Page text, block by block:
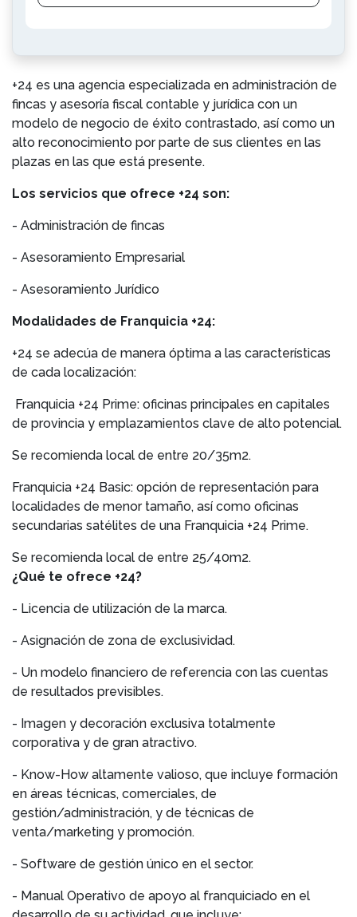
+24 es una agencia especializada en administración de
fincas y asesoría fiscal contable y jurídica con un
modelo de negocio de éxito contrastado, así como un
alto reconocimiento por parte de sus clientes en las
plazas en las que está presente.
Los servicios que ofrece +24 son:
- Administración de fincas
- Asesoramiento Empresarial
- Asesoramiento Jurídico
Modalidades de Franquicia +24:
+24 se adecúa de manera óptima a las características
de cada localización:
Franquicia +24 Prime: oficinas principales en capitales
de provincia y emplazamientos clave de alto potencial.
Se recomienda local de entre 20/35m2.
Franquicia +24 Basic: opción de representación para
localidades de menor tamaño, así como oficinas
secundarias satélites de una Franquicia +24 Prime.
Se recomienda local de entre 25/40m2.
¿Qué te ofrece +24?
- Licencia de utilización de la marca.
- Asignación de zona de exclusividad.
- Un modelo financiero de referencia con las cuentas
de resultados previsibles.
- Imagen y decoración exclusiva totalmente
corporativa y de gran atractivo.
- Know-How altamente valioso, que incluye formación
en áreas técnicas, comerciales, de
gestión/administración, y de técnicas de
venta/marketing y promoción.
- Software de gestión único en el sector.
- Manual Operativo de apoyo al franquiciado en el